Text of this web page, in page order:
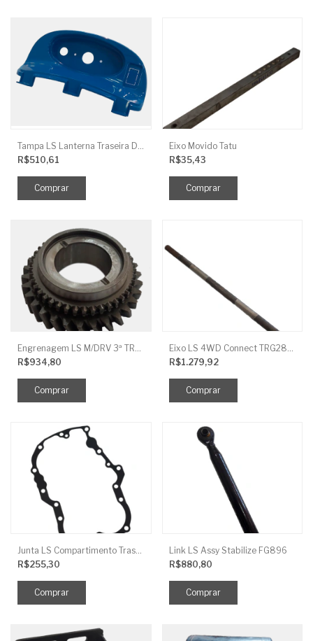
R$510,61
Eixo Movido Tatu
R$35,43
R$934,80
R$1.279,92
R$255,30
Link LS Assy Stabilize FG896
R$880,80